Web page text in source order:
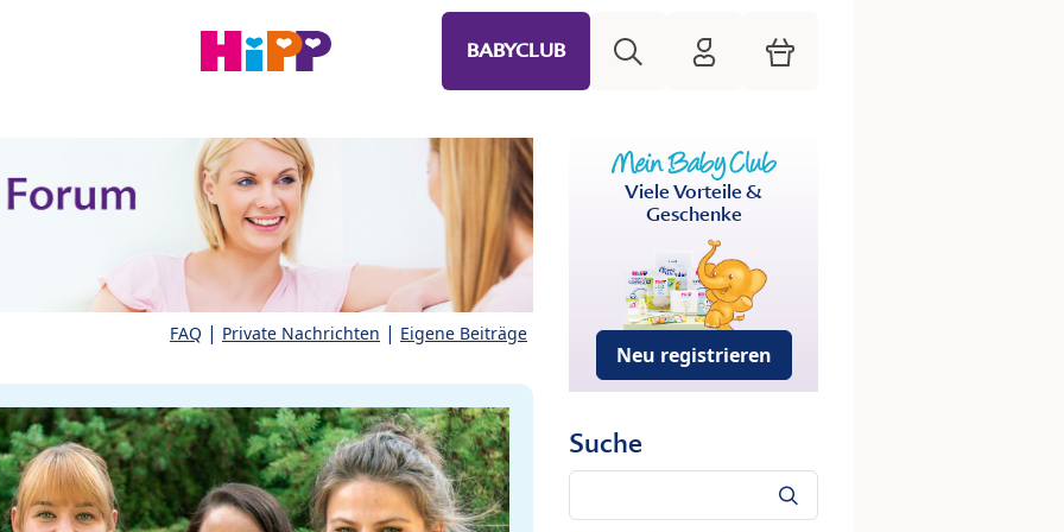
BABYCLUB HiPP Mein Babyclub
Warenkorb
FAQ | Private Nachrichten | Eigene Beiträge
Viele Vorteile &
Geschenke
Neu registrieren
Suche